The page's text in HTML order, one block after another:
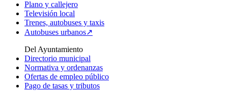
Plano y callejero
Televisión local
Trenes, autobuses y taxis
Autobuses urbanos↗
Del Ayuntamiento
Directorio municipal
Normativa y ordenanzas
Ofertas de empleo público
Pago de tasas y tributos